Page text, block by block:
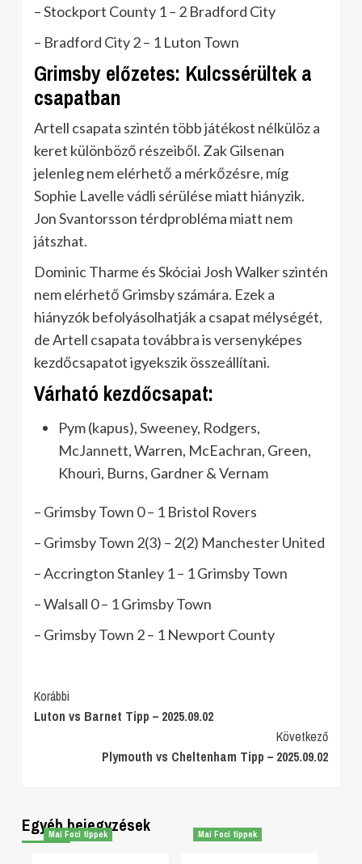
– Stockport County 1 – 2 Bradford City
– Bradford City 2 – 1 Luton Town
Grimsby előzetes: Kulcssérültek a
csapatban
Artell csapata szintén több játékost nélkülöz a
keret különböző részeiből. Zak Gilsenan
jelenleg nem elérhető a mérkőzésre, míg
Sophie Lavelle vádli sérülése miatt hiányzik.
Jon Svantorsson térdprobléma miatt nem
játszhat.
Dominic Tharme és Skóciai Josh Walker szintén
nem elérhető Grimsby számára. Ezek a
hiányzók befolyásolhatják a csapat mélységét,
de Artell csapata továbbra is versenyképes
kezdőcsapatot igyekszik összeállítani.
Várható kezdőcsapat:
Pym (kapus), Sweeney, Rodgers,
McJannett, Warren, McEachran, Green,
Khouri, Burns, Gardner & Vernam
– Grimsby Town 0 – 1 Bristol Rovers
– Grimsby Town 2(3) – 2(2) Manchester United
– Accrington Stanley 1 – 1 Grimsby Town
– Walsall 0 – 1 Grimsby Town
– Grimsby Town 2 – 1 Newport County
Post
Navigation
Korábbi
Luton vs Barnet Tipp – 2025.09.02
Következő
Plymouth vs Cheltenham Tipp – 2025.09.02
Egyéb bejegyzések
Mai Foci tippek Mai Foci tippek